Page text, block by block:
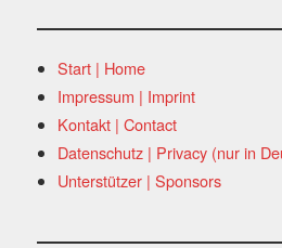
Start | Home
Impressum | Imprint
Kontakt | Contact
Datenschutz | Privacy (nur in
Unterstützer | Sponsors